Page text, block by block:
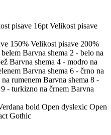
pisave 16pt Velikost pisave
150% Velikost pisave 200%
Barvna shema 2 - belo na
Barvna shema 4 - modro na
Barvna shema 6 - črno na
rumenem Barvna shema 8 -
- turkizno na črnem Barvna
bold Open dyslexic Open
Gothic